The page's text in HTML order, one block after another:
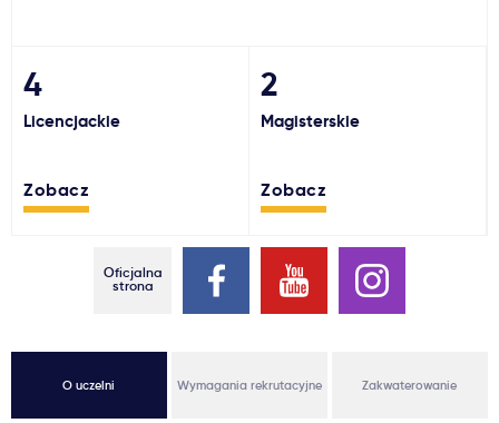
Usługi
4
Licencjackie
Zobacz
2
Magisterskie
Zobacz
Oficjalna
strona
O uczelni Wymagania rekrutacyjne Zakwaterowanie